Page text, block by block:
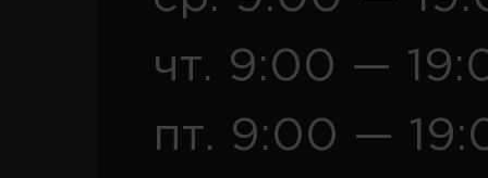
чт. 9:00 —
пт. 9:00 —